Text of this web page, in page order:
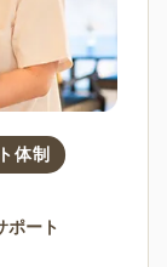
体制
ポート